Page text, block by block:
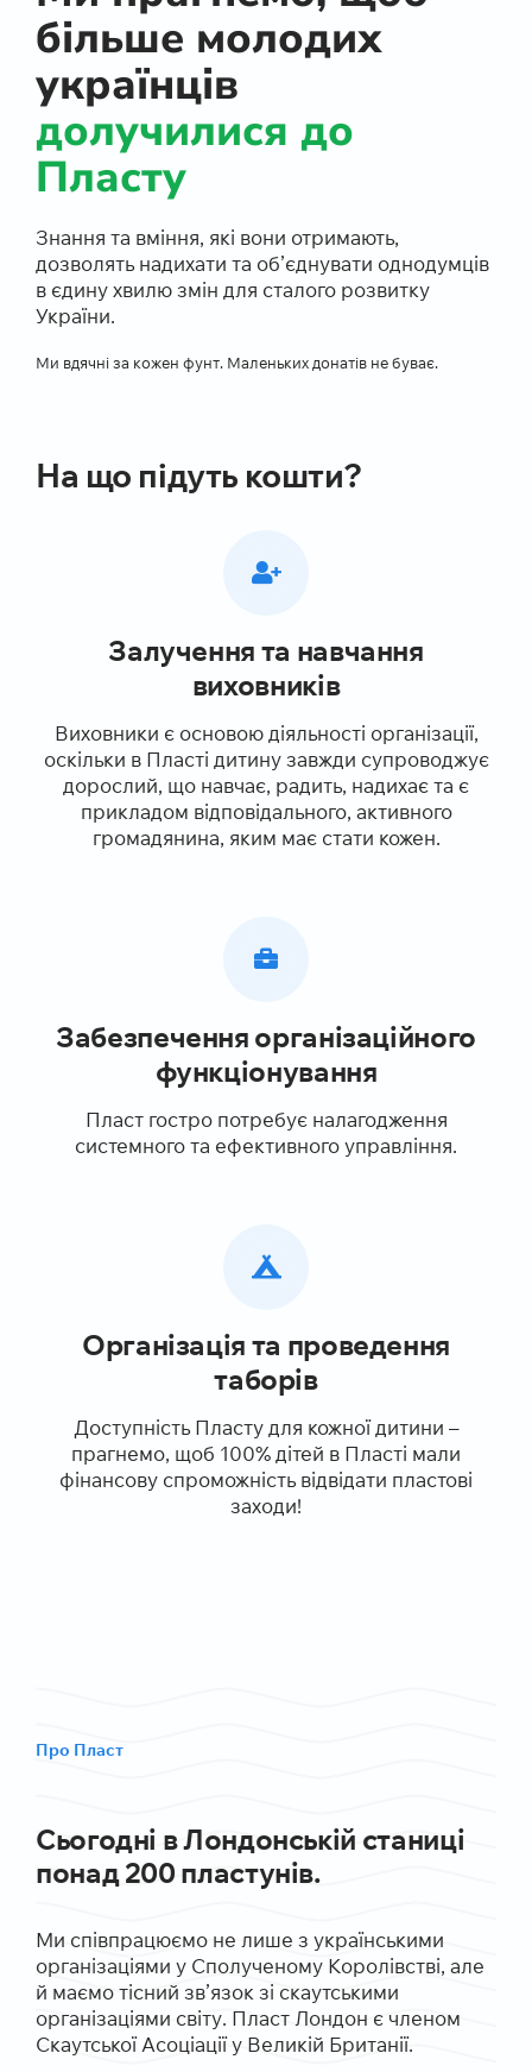
більше молодих
українців
долучилися до
Пласту
Знання та вміння, які вони отримають,
дозволять надихати та об’єднувати однодумців
в єдину хвилю змін для сталого розвитку
України.
Ми вдячні за кожен фунт. Маленьких донатів не буває.
На що підуть кошти?
Залучення та навчання
виховників
Виховники є основою діяльності організації,
оскільки в Пласті дитину завжди супроводжує
дорослий, що навчає, радить, надихає та є
прикладом відповідального, активного
громадянина, яким має стати кожен.
Забезпечення організаційного
функціонування
Пласт гостро потребує налагодження
системного та ефективного управління.
Організація та проведення
таборів
Доступність Пласту для кожної дитини –
прагнемо, щоб 100% дітей в Пласті мали
фінансову спроможність відвідати пластові
заходи!
Про Пласт
Сьогодні в Лондонській станиці
понад 200 пластунів.
Ми співпрацюємо не лише з українськими
організаціями у Сполученому Королівстві, але
й маємо тісний зв’язок зі скаутськими
організаціями світу. Пласт Лондон є членом
Скаутської Асоціації у Великій Британії.